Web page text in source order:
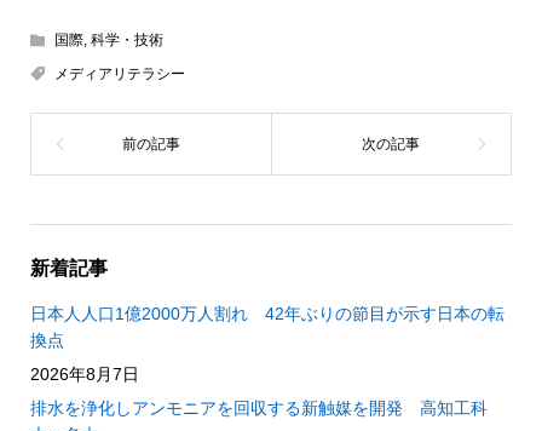
国際, 科学・技術
メディアリテラシー
新着記事
日本人人口1億2000万人割れ 42年ぶりの節目が示す日本の転
換点
2026年8月7日
排水を浄化しアンモニアを回収する新触媒を開発 高知工科